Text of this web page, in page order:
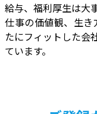
給与、福利厚生は大
仕事の価値観、生
たにフィットした会
ています。